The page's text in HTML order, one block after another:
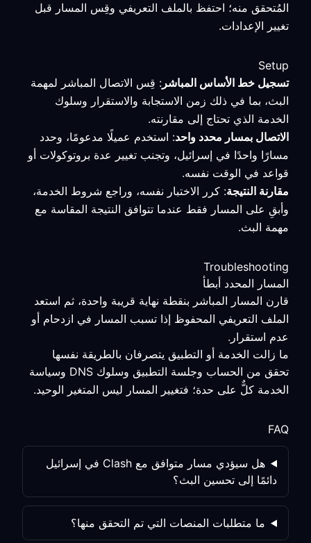
المُتحقق منه؛ احتفظ بالملف التعريفي وقِس المسار قبل
تغيير الإعدادات.
Setup
تسجيل خط الأساس المباشر : قِس الاتصال المباشر لمهمة
البث، بما في ذلك زمن الاستجابة والاستقرار وسلوك
الخدمة الذي تحتاج إلى مقارنته.
الاتصال بمسار محدد واحد: استخدم عميلًا مدعومًا، وحدد
مسارًا واحدًا في إسرائيل، وتجنب تغيير عدة بروتوكولات أو
قواعد في الوقت نفسه.
مقارنة النتيجة: كرر الاختبار نفسه، وراجع شروط الخدمة،
وأبقِ على المسار فقط عندما تتوافق النتيجة المقاسة مع
مهمة البث.
Troubleshooting
المسار المحدد أبطأ
قارن المسار المباشر بنقطة نهاية قريبة واحدة، ثم استعد
الملف التعريفي المحفوظ إذا تسبب المسار في ازدحام أو
عدم استقرار.
ما زالت الخدمة أو التطبيق يتصرفان بالطريقة نفسها
تحقق من الحساب وجلسة التطبيق وسلوك DNS وسياسة
الخدمة كلٌّ على حدة؛ فتغيير المسار ليس المتغير الوحيد.
FAQ
هل سيؤدي مسار متوافق مع Clash في إسرائيل
دائمًا إلى تحسين البث؟
ما متطلبات المنصات التي تم التحقق منها؟